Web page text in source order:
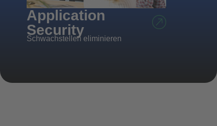
Application
Security
Schwachstellen eliminieren